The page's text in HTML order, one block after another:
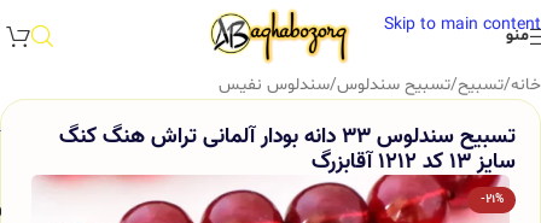
Skip to main content
منو
خانه/تسبیح/تسبیح سندلوس/سندلوس نفیس
تسبیح سندلوس 33 دانه بودار آلمانی تراش هنگ کنگ
سایز 13 کد 1212 آقابزرگ
-21%